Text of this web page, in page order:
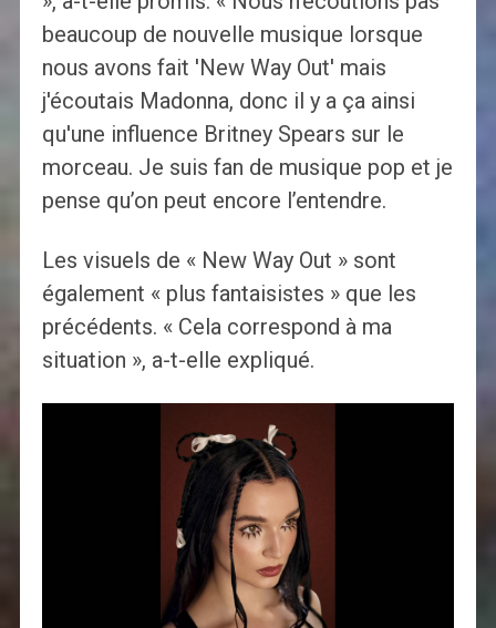
beaucoup de nouvelle musique lorsque
nous avons fait 'New Way Out' mais
j'écoutais Madonna, donc il y a ça ainsi
qu'une influence Britney Spears sur le
morceau. Je suis fan de musique pop et je
pense qu’on peut encore l’entendre.
Les visuels de « New Way Out » sont
également « plus fantaisistes » que les
précédents. « Cela correspond à ma
situation », a-t-elle expliqué.